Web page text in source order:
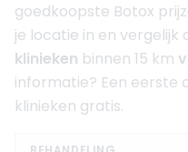
goedkoopste Botox
je locatie in en vergelijk
klinieken binnen 15 km
informatie? Een eerste
klinieken gratis.